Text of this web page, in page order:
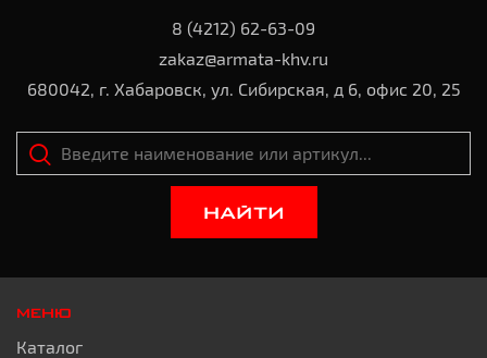
8 (4212) 62-63-09
zakaz@armata-khv.ru
680042, г. Хабаровск, ул. Сибирская, д 6, офис 20, 25
НАЙТИ
МЕНЮ
Каталог